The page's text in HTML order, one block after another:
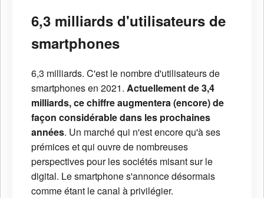
6,3 milliards d'utilisateurs de
smartphones
6,3 milliards. C'est le nombre d'utilisateurs de
smartphones en 2021. Actuellement de 3,4
milliards, ce chiffre augmentera (encore) de
façon considérable dans les prochaines
années. Un marché qui n'est encore qu'à ses
prémices et qui ouvre de nombreuses
perspectives pour les sociétés misant sur le
digital. Le smartphone s'annonce désormais
comme étant le canal à privilégier.